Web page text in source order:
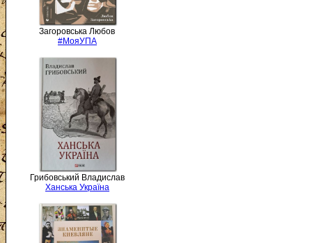
Загоровська Любов
#МояУПА
Грибовський Владислав
Ханська Україна